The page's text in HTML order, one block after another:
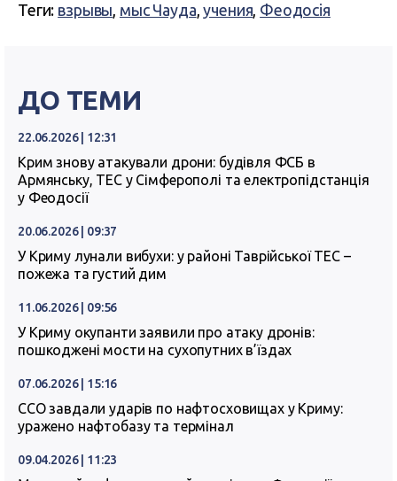
Теги: взрывы, мыс Чауда,учения, Феодосія
ДО ТЕМИ
22.06.2026 | 12:31
Крим знову атакували дрони: будівля ФСБ в
Армянську, ТЕС у Сімферополі та електропідстанція
у Феодосії
20.06.2026 | 09:37
У Криму лунали вибухи: у районі Таврійської ТЕС –
пожежа та густий дим
11.06.2026 | 09:56
У Криму окупанти заявили про атаку дронів:
пошкоджені мости на сухопутних в’їздах
07.06.2026 | 15:16
ССО завдали ударів по нафтосховищах у Криму:
уражено нафтобазу та термінал
09.04.2026 | 11:23